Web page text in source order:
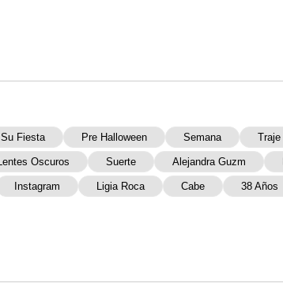
Su Fiesta Pre Halloween Semana Traje
Lentes Oscuros Suerte Alejandra Guzm
Instagram Ligia Roca Cabe 38 Años